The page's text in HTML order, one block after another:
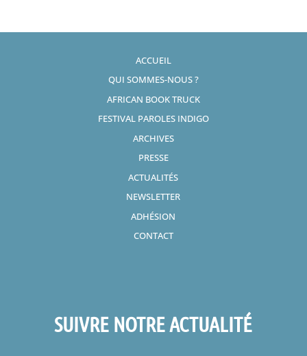
ACCUEIL
QUI SOMMES-NOUS ?
AFRICAN BOOK TRUCK
FESTIVAL PAROLES INDIGO
ARCHIVES
PRESSE
ACTUALITÉS
NEWSLETTER
ADHÉSION
CONTACT
SUIVRE NOTRE ACTUALITÉ